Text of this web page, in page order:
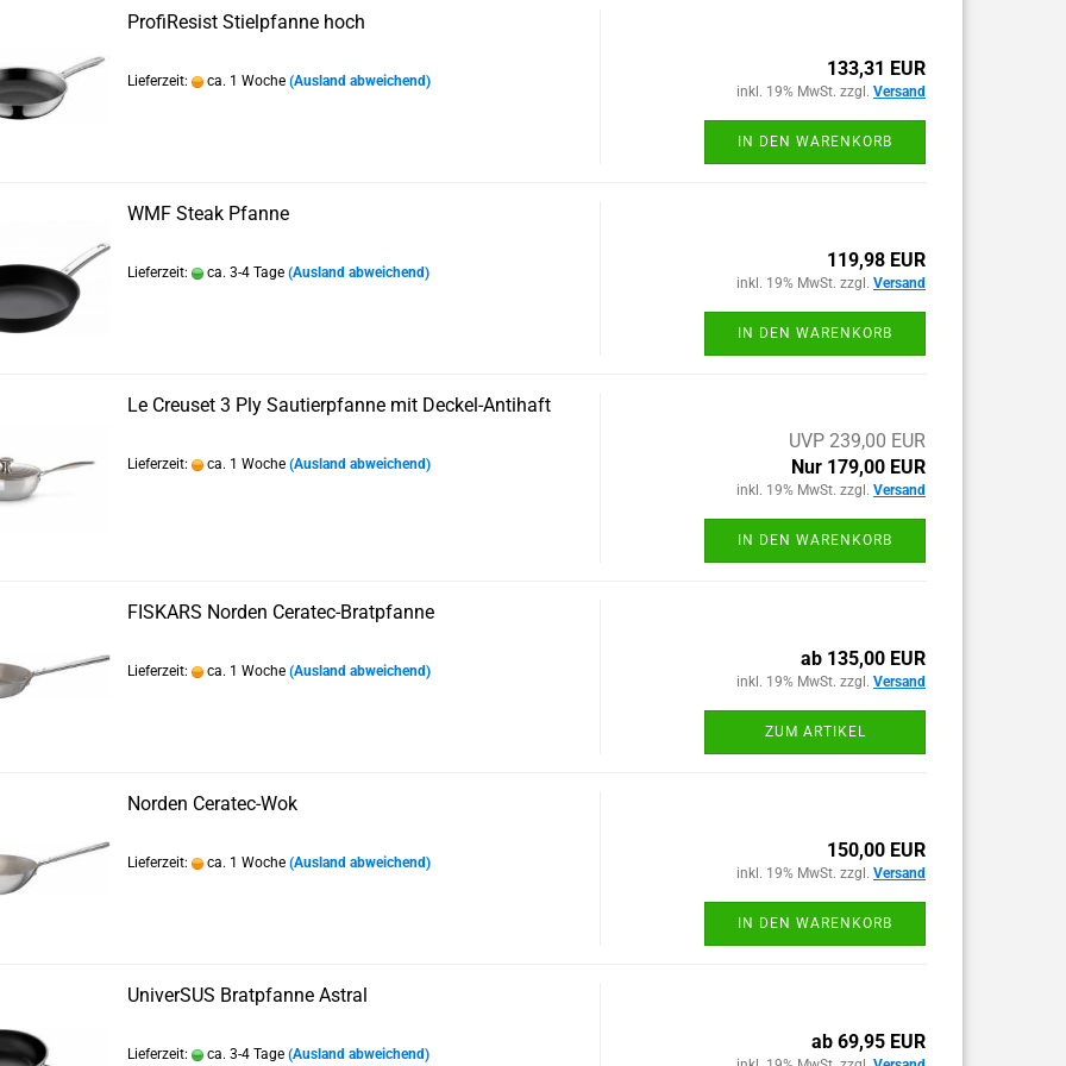
ProfiResist Stielpfanne hoch
Lieferzeit: ca. 1 Woche (Ausland abweichend)
133,31 EUR
inkl. 19% MwSt. zzgl. Versand
IN DEN WARENKORB
WMF Steak Pfanne
Lieferzeit: ca. 3-4 Tage (Ausland abweichend)
119,98 EUR
inkl. 19% MwSt. zzgl. Versand
IN DEN WARENKORB
Le Creuset 3 Ply Sautierpfanne mit Deckel-Antihaft
Lieferzeit: ca. 1 Woche (Ausland abweichend)
UVP 239,00 EUR
Nur 179,00 EUR
inkl. 19% MwSt. zzgl. Versand
IN DEN WARENKORB
FISKARS Norden Ceratec-Bratpfanne
Lieferzeit: ca. 1 Woche (Ausland abweichend)
ab 135,00 EUR
inkl. 19% MwSt. zzgl. Versand
ZUM ARTIKEL
Norden Ceratec-Wok
Lieferzeit: ca. 1 Woche (Ausland abweichend)
150,00 EUR
inkl. 19% MwSt. zzgl. Versand
IN DEN WARENKORB
UniverSUS Bratpfanne Astral
Lieferzeit: ca. 3-4 Tage (Ausland abweichend)
ab 69,95 EUR